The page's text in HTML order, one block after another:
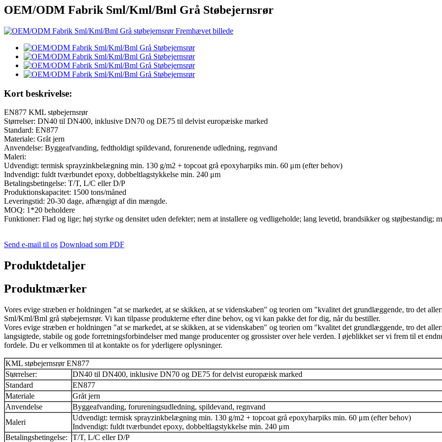
OEM/ODM Fabrik Sml/Kml/Bml Grå Støbejernsrør
Kort beskrivelse:
EN877 KML støbejernsrør
Størrelser: DN40 til DN400, inklusive DN70 og DE75 til delvist europæiske marked
Standard: EN877
Materiale: Gråt jern
Anvendelse: Byggeafvanding, fedtholdigt spildevand, forurenende udledning, regnvand
Maleri:
Udvendigt: termisk sprayzinkbelægning min. 130 g/m2 + topcoat grå epoxyharpiks min. 60 μm (efter behov)
Indvendigt: fuldt tværbundet epoxy, dobbeltlagstykkelse min. 240 μm
Betalingsbetingelse: T/T, L/C eller D/P
Produktionskapacitet: 1500 tons/måned
Leveringstid: 20-30 dage, afhængigt af din mængde.
MOQ: 1*20 beholdere
Funktioner: Flad og lige; høj styrke og densitet uden defekter; nem at installere og vedligeholde; lang levetid, brandsikker og støjbestandig;
Send e-mail til os Download som PDF
Produktdetaljer
Produktmærker
Vores evige stræben er holdningen "at se markedet, at se skikken, at se videnskaben" og teorien om "kvalitet det grundlæggende, tro det
Sml/Kml/Bml grå støbejernsrør. Vi kan tilpasse produkterne efter dine behov, og vi kan pakke det for dig, når du bestiller.
Vores evige stræben er holdningen "at se markedet, at se skikken, at se videnskaben" og teorien om "kvalitet det grundlæggende, tro det
langsigtede, stabile og gode forretningsforbindelser med mange producenter og grossister over hele verden. I øjeblikket ser vi frem til et
fordele. Du er velkommen til at kontakte os for yderligere oplysninger.
KML støbejernsrør EN877
Størrelser:
DN40 til DN400, inklusive DN70 og DE75 for delvist europæisk marked
Standard
EN877
Materiale
Gråt jern
Anvendelse
Byggeafvanding, forureningsudledning, spildevand, regnvand
Maleri
Udvendigt: termisk sprayzinkbelægning min. 130 g/m2 + topcoat grå epoxyharpiks min. 60 μm (efter behov)
Indvendigt: fuldt tværbundet epoxy, dobbeltlagstykkelse min. 240 μm
Betalingsbetingelse:
T/T, L/C eller D/P